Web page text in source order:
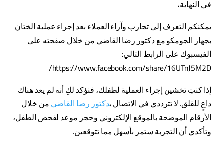
في النهاية،
يمكنكم التعرف إلى تجارب وآراء العملاء بعد إجراء عملية الختان
بجهاز الجومكو مع دكتور رضا القاضي من خلال صفحته على
الفيسبوك على الرابط التالي:
https://www.facebook.com/share/16UTnJ5M2D/
إذا كنتِ تخشين إجراء العملية لطفلك، فنؤكد لكِ أنه لم يعد هناك
داعٍ للقلق. لا تترددي في الاتصال بدكتور رضا القاضيمن خلال
الأرقام الموضحة بالموقع الإلكتروني وحجز موعد لفحص الطفل،
وتأكدي أن التجربة ستمر بأسهل مما تتوقعين.